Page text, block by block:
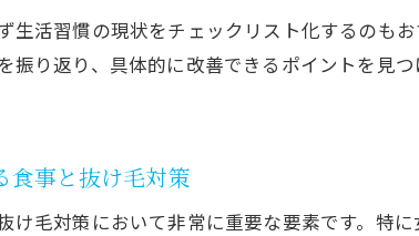
生活習慣の現状をチェックリスト化するのも
振り返り、具体的に改善できるポイントを見
食事と抜け毛対策
け毛対策において非常に重要な要素です。特